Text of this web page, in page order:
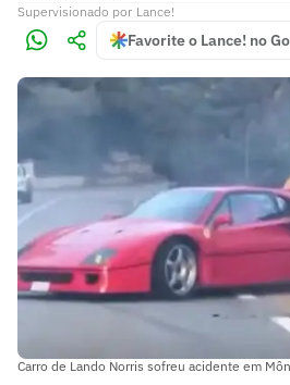
Supervisionado por Lance!
Favorite o Lance! no
Carro de Lando Norris sofreu acidente em